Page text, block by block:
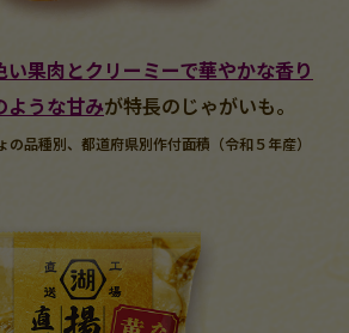
い果肉とクリーミーで華やかな香り
ような甘みが特長のじゃがいも。
品種別、都道府県別作付面積（令和５年産）